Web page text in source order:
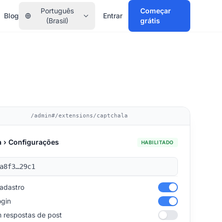
Blog
Português
(Brasil)
Entrar
Começar
grátis
/admin#/extensions/captchala
› Configurações HABILITADO
respostas de post